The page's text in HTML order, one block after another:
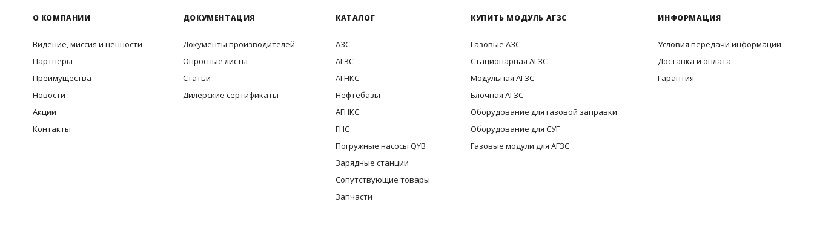
О КОМПАНИИ
Видение, миссия и ценности
Партнеры
Преимущества
Новости
Акции
Контакты
ДОКУМЕНТАЦИЯ
Документы производителей
Опросные листы
Статьи
Дилерские сертификаты
КАТАЛОГ
АЗС
АГЗС
АГНКС
Нефтебазы
АГНКС
ГНС
Погружные насосы QYB
Зарядные станции
Сопутствующие товары
Запчасти
КУПИТЬ МОДУЛЬ АГЗС
Газовые АЗС
Стационарная АГЗС
Модульная АГЗС
Блочная АГЗС
Оборудование для газовой заправки
Оборудование для СУГ
Газовые модули для АГЗС
ИНФОРМАЦИЯ
Условия передачи информации
Доставка и оплата
Гарантия